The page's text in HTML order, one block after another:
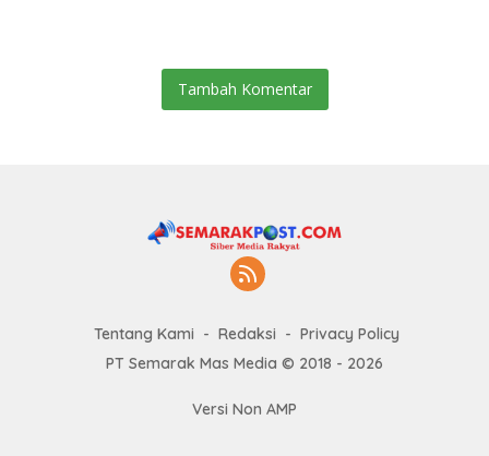
Tambah Komentar
Tentang Kami Redaksi
Privacy Policy
PT Semarak Mas Media © 2018 - 2026
Versi Non AMP